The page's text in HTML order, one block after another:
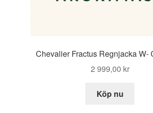
Chevalier Fractus Regnjacka W-
2 999,00 kr
Köp nu